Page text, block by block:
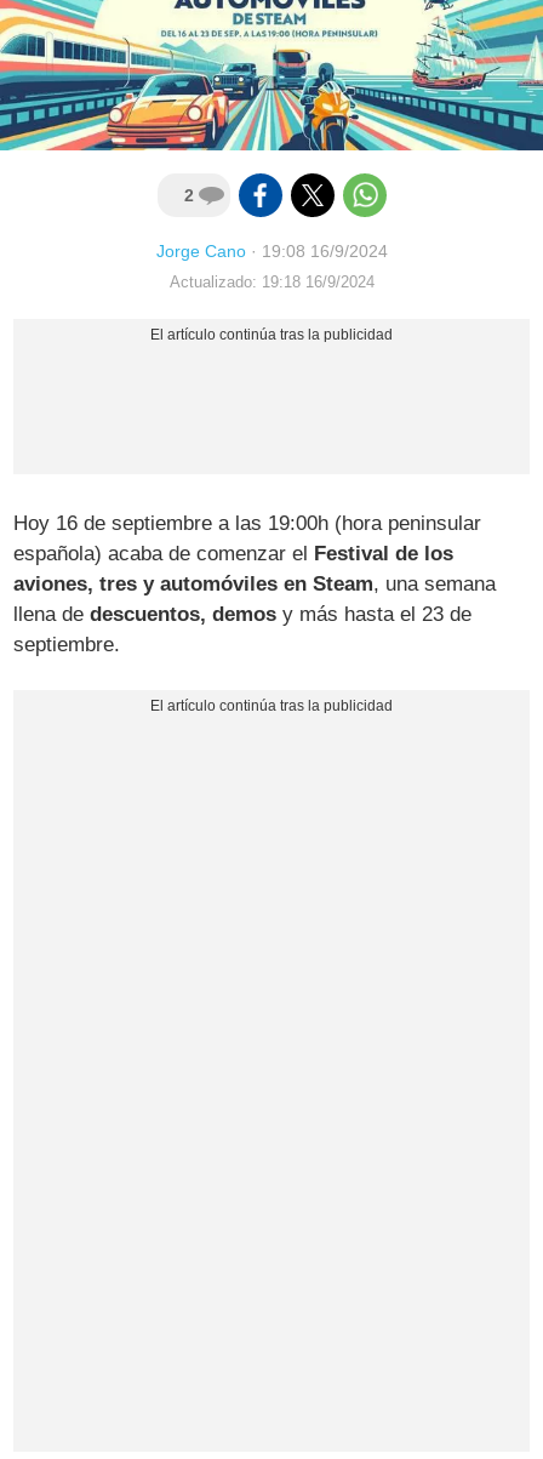
2
Jorge Cano· 19:08 16/9/2024
Actualizado: 19:18 16/9/2024
Hoy 16 de septiembre a las 19:00h (hora peninsular
española) acaba de comenzar el Festival de los
aviones, tres y automóviles en Steam, una semana
llena dedescuentos, demos y más hasta el 23 de
septiembre.